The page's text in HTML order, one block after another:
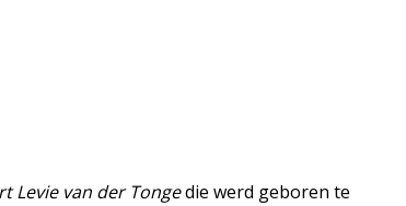
Levie van der Tongedie werd geboren te